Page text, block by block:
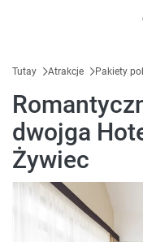
Tutay Atrakcje Pakiety
dwojga
Żywiec